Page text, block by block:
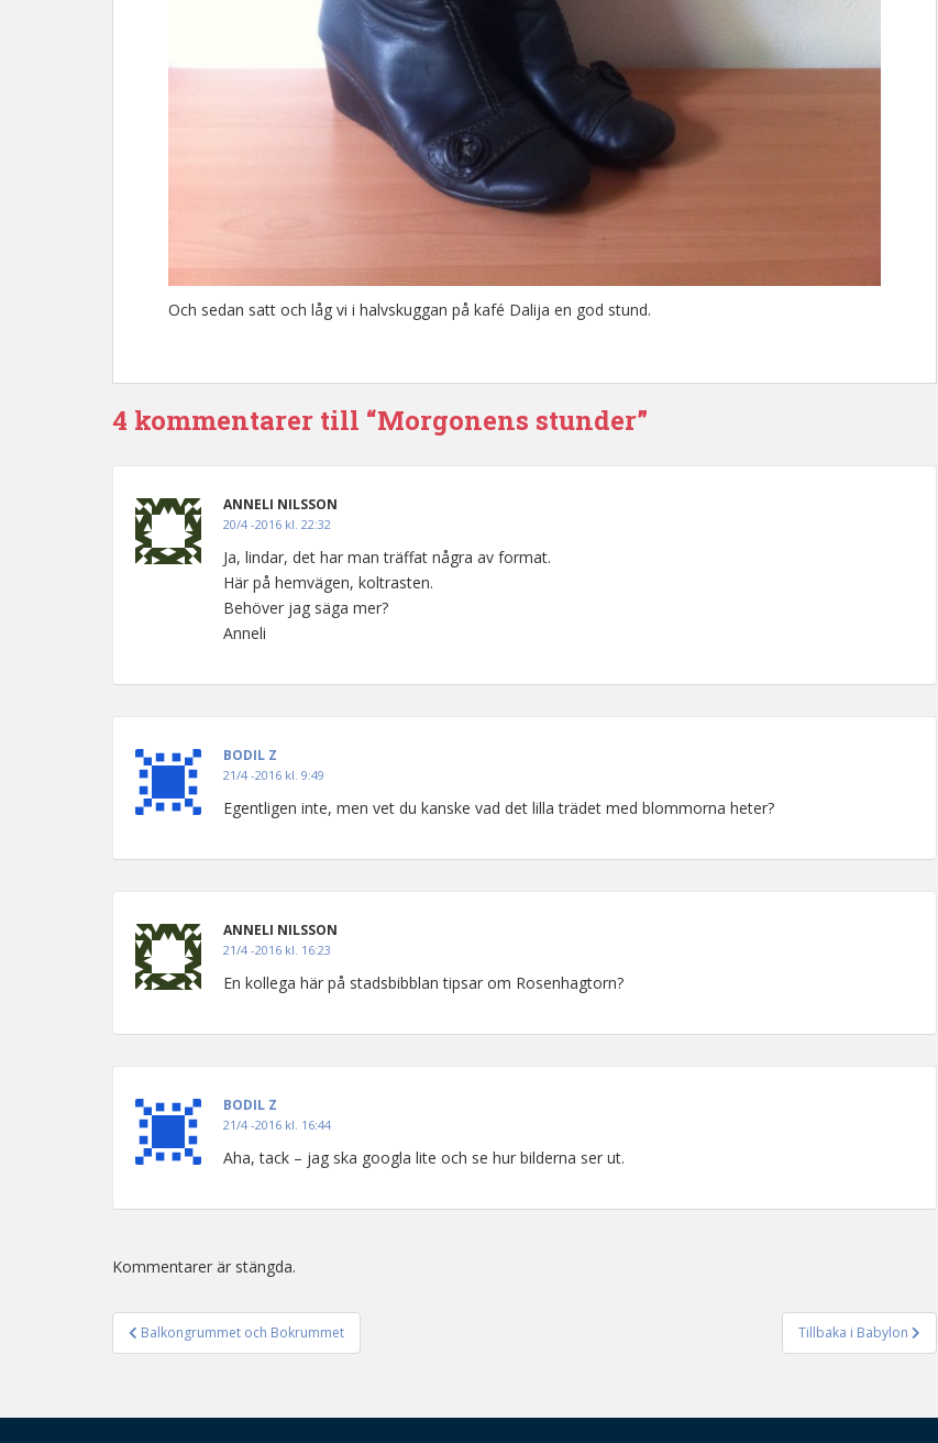
Och sedan satt och låg vi i halvskuggan på kafé Dalija en god stund.
4 kommentarer till “Morgonens stunder”
ANNELI NILSSON
20/4 -2016 kl. 22:32
Ja, lindar, det har man träffat några av format.
Här på hemvägen, koltrasten.
Behöver jag säga mer?
Anneli
BODIL Z
21/4 -2016 kl. 9:49
Egentligen inte, men vet du kanske vad det lilla trädet med blommorna heter?
ANNELI NILSSON
21/4 -2016 kl. 16:23
En kollega här på stadsbibblan tipsar om Rosenhagtorn?
BODIL Z
21/4 -2016 kl. 16:44
Aha, tack – jag ska googla lite och se hur bilderna ser ut.
Kommentarer är stängda.
Inläggsnavigering
Balkongrummet och Bokrummet Tillbaka i Babylon